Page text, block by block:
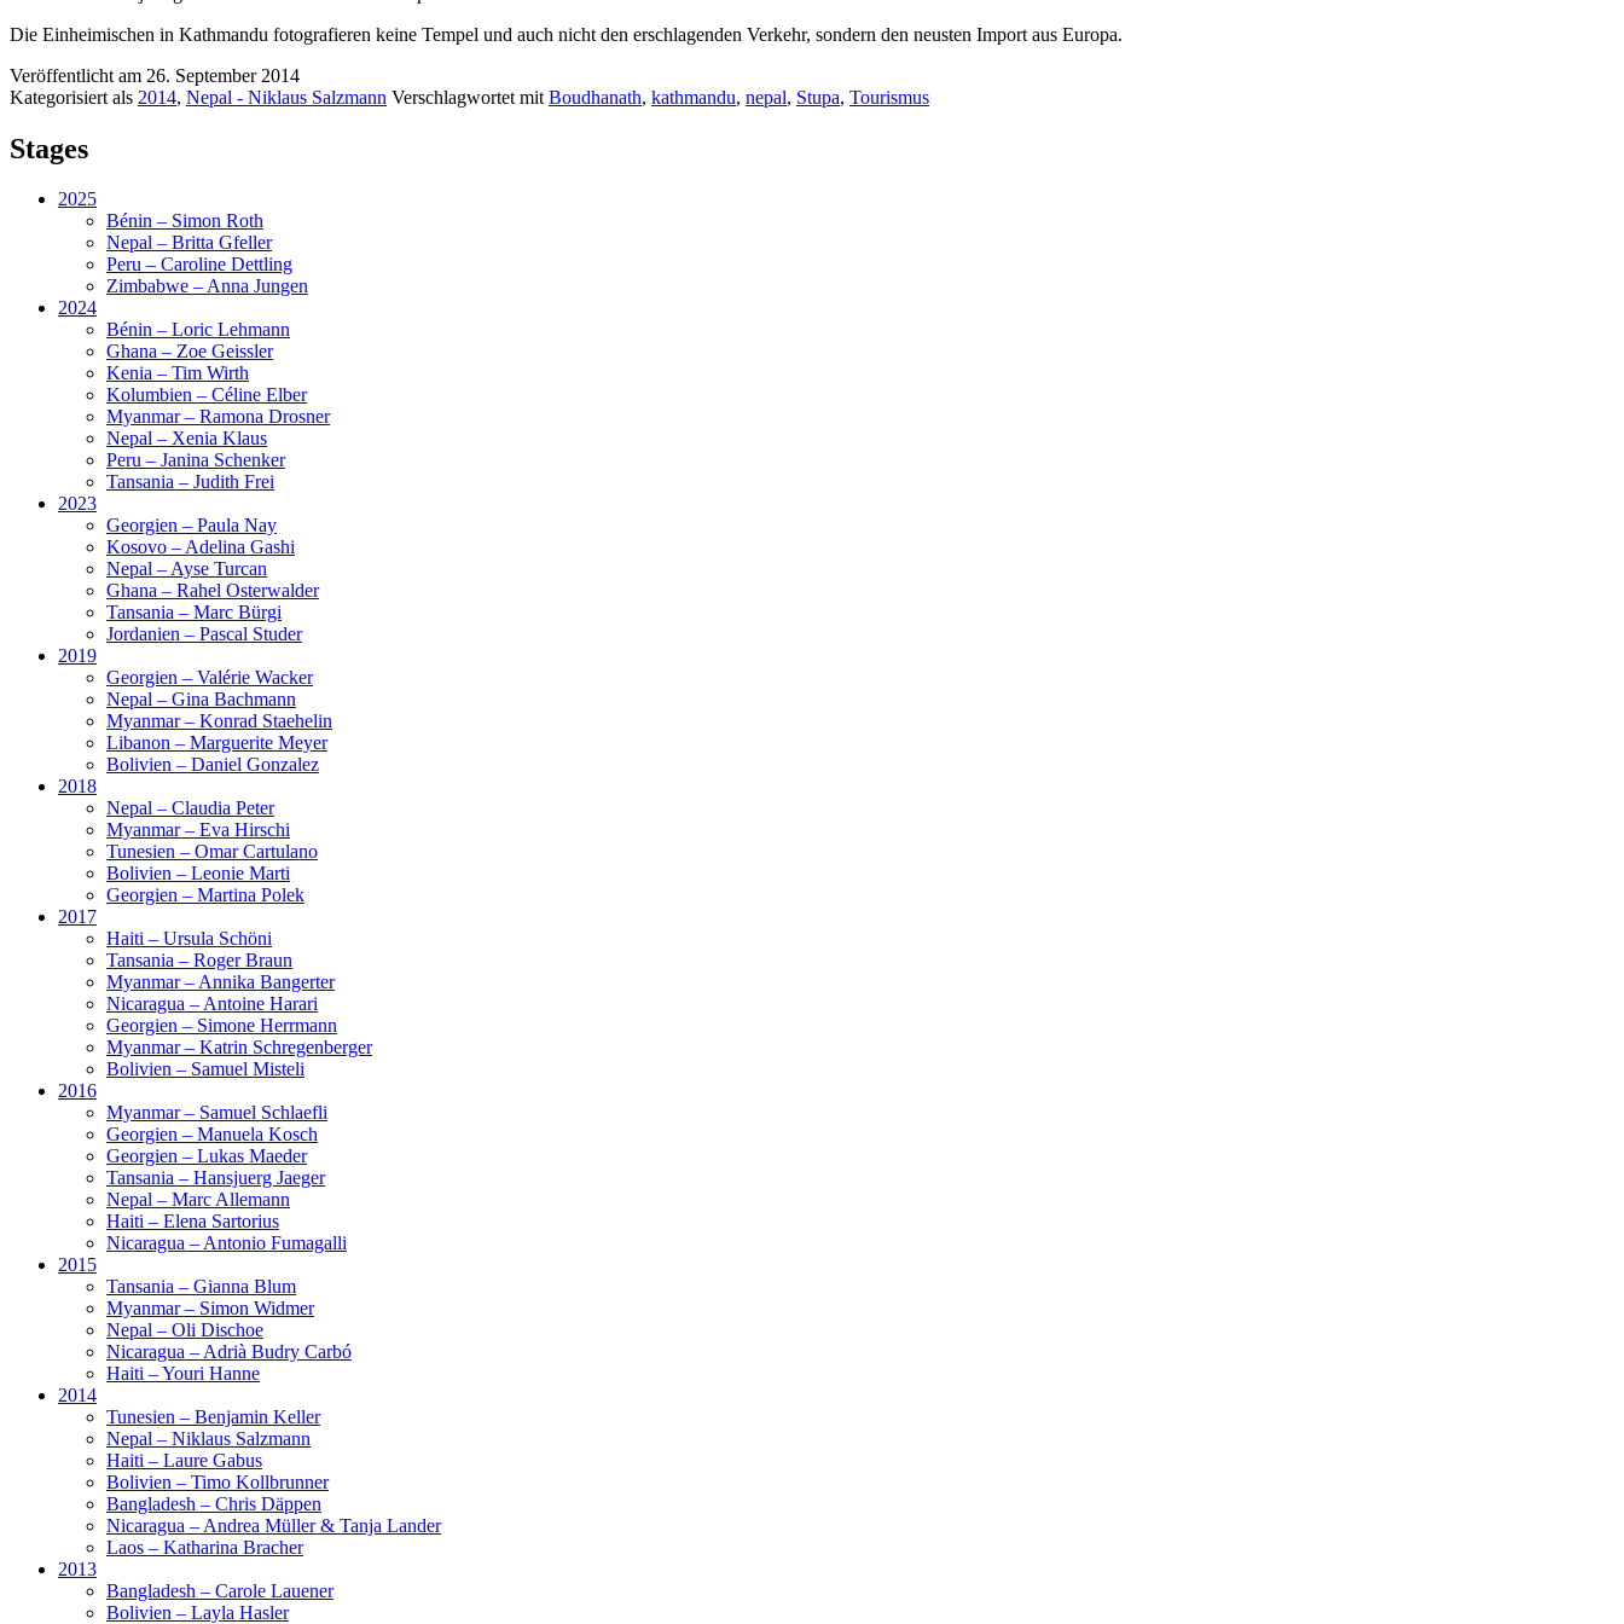
Die Einheimischen in Kathmandu fotografieren keine Tempel und auch nicht den erschlagenden Verkehr, sondern den neusten Import aus Europa.
Veröffentlicht am 26. September 2014
Kategorisiert als 2014, Nepal - Niklaus Salzmann Verschlagwortet mit Boudhanath, kathmandu, nepal, Stupa, Tourismus
Stages
2025
Bénin – Simon Roth
Nepal – Britta Gfeller
Peru – Caroline Dettling
Zimbabwe – Anna Jungen
2024
Bénin – Loric Lehmann
Ghana – Zoe Geissler
Kenia – Tim Wirth
Kolumbien – Céline Elber
Myanmar – Ramona Drosner
Nepal – Xenia Klaus
Peru – Janina Schenker
Tansania – Judith Frei
2023
Georgien – Paula Nay
Kosovo – Adelina Gashi
Nepal – Ayse Turcan
Ghana – Rahel Osterwalder
Tansania – Marc Bürgi
Jordanien – Pascal Studer
2019
Georgien – Valérie Wacker
Nepal – Gina Bachmann
Myanmar – Konrad Staehelin
Libanon – Marguerite Meyer
Bolivien – Daniel Gonzalez
2018
Nepal – Claudia Peter
Myanmar – Eva Hirschi
Tunesien – Omar Cartulano
Bolivien – Leonie Marti
Georgien – Martina Polek
2017
Haiti – Ursula Schöni
Tansania – Roger Braun
Myanmar – Annika Bangerter
Nicaragua – Antoine Harari
Georgien – Simone Herrmann
Myanmar – Katrin Schregenberger
Bolivien – Samuel Misteli
2016
Myanmar – Samuel Schlaefli
Georgien – Manuela Kosch
Georgien – Lukas Maeder
Tansania – Hansjuerg Jaeger
Nepal – Marc Allemann
Haiti – Elena Sartorius
Nicaragua – Antonio Fumagalli
2015
Tansania – Gianna Blum
Myanmar – Simon Widmer
Nepal – Oli Dischoe
Nicaragua – Adrià Budry Carbó
Haiti – Youri Hanne
2014
Tunesien – Benjamin Keller
Nepal – Niklaus Salzmann
Haiti – Laure Gabus
Bolivien – Timo Kollbrunner
Bangladesh – Chris Däppen
Nicaragua – Andrea Müller & Tanja Lander
Laos – Katharina Bracher
2013
Bangladesh – Carole Lauener
Bolivien – Layla Hasler